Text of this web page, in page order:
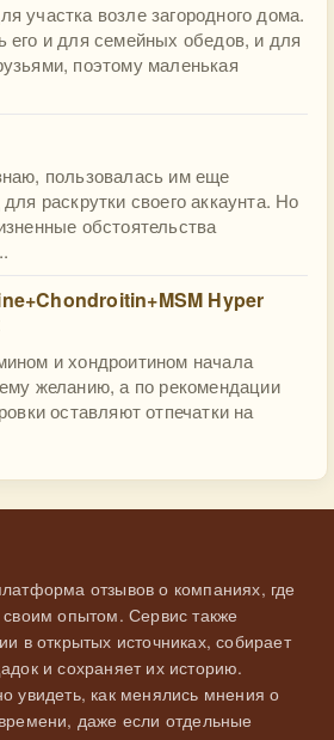
участка возле загородного дома.
его и для семейных обедов, и для
поэтому маленькая
пользовалась им еще
раскрутки своего аккаунта. Но
обстоятельства
Hyper
и хондроитином начала
желанию, а по рекомендации
оставляют отпечатки на
отзывов о компаниях, где
своим опытом. Сервис также
в открытых источниках, собирает
и сохраняет их историю.
увидеть, как менялись мнения о
даже если отдельные